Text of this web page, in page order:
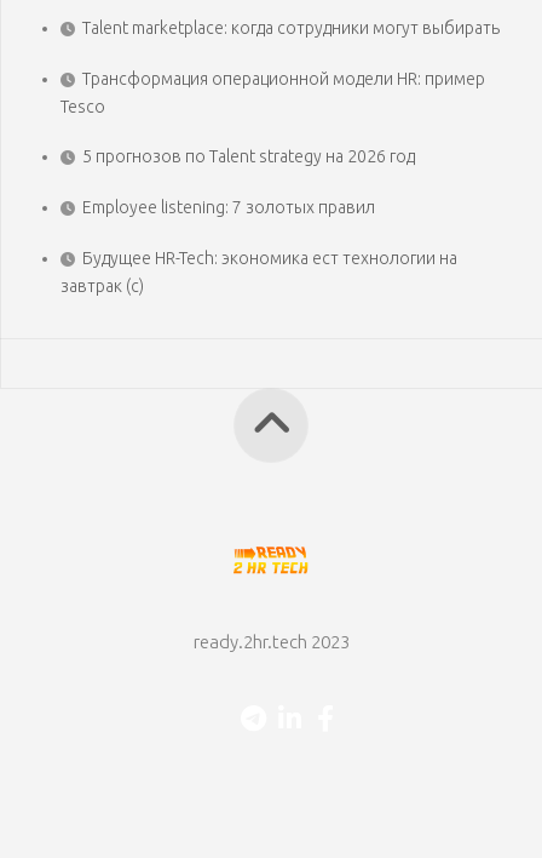
Talent marketplace: когда сотрудники могут выбирать
Трансформация операционной модели HR: пример
Tesco
5 прогнозов по Talent strategy на 2026 год
Employee listening: 7 золотых правил
Будущее HR-Tech: экономика ест технологии на
завтрак (с)
ready.2hr.tech 2023